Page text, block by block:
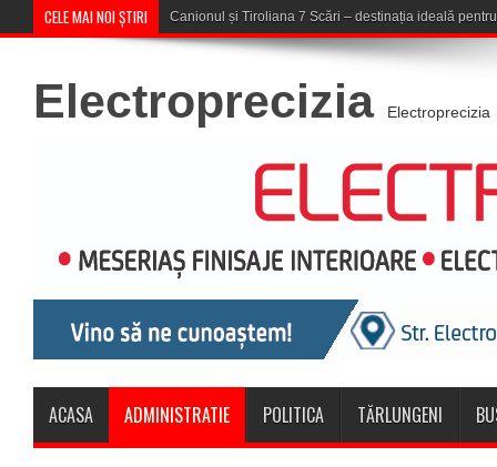
CELE MAI NOI ȘTIRI Concert în aer liber
Electroprecizia Electroprecizia
ACASA ADMINISTRATIE POLITICA TĂRLUNGENI